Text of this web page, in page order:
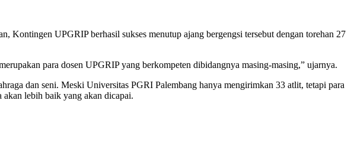
Kontingen UPGRIP berhasil sukses menutup ajang bergengsi tersebut dengan torehan 27
para dosen UPGRIP yang berkompeten dibidangnya masing-masing,” ujarnya.
dan seni. Meski Universitas PGRI Palembang hanya mengirimkan 33 atlit, tetapi para
akan lebih baik yang akan dicapai.